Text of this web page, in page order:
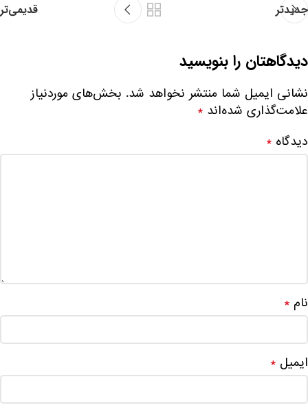
جدیدتر قدیمی‌تر
دیدگاهتان را بنویسید
نشانی ایمیل شما منتشر نخواهد شد. بخش‌های موردنیاز
علامت‌گذاری شده‌اند *
دیدگاه *
نام *
ایمیل *